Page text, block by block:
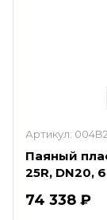
Артикул:
Паяный
25R, DN20,
74 338 ₽